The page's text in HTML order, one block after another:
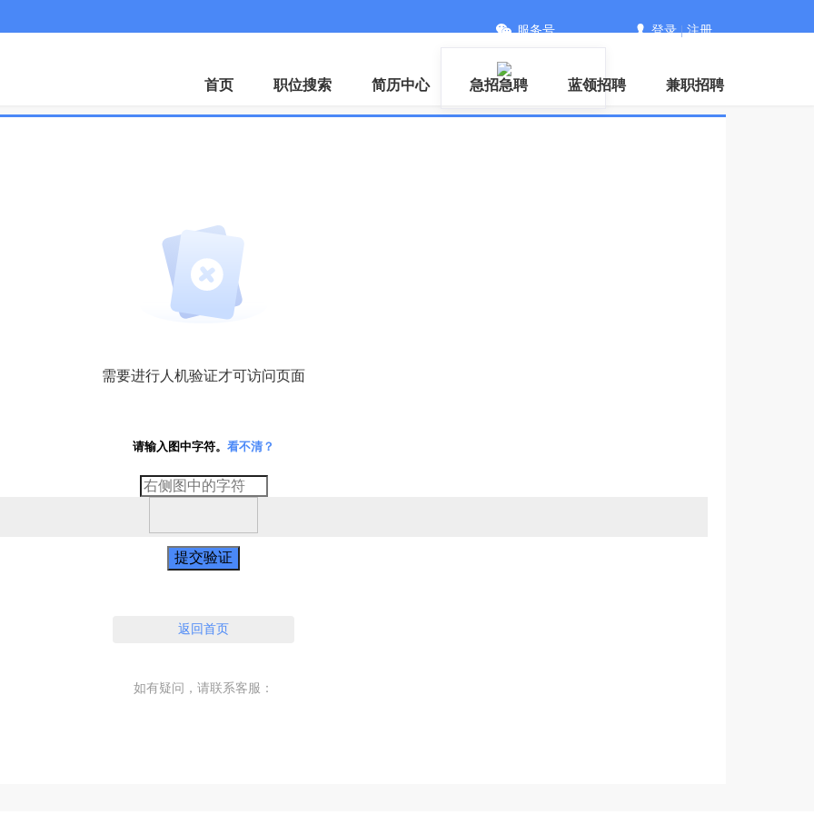
服务号 登录|注册
首页 职位搜索 简历中心 急招急聘 蓝领招聘 兼职招聘
需要进行人机验证才可访问页面
请输入图中字符。 看不清？
提交验证
返回首页
如有疑问，请联系客服：